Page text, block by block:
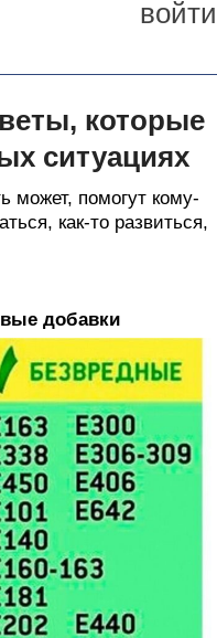
войти
которые
ситуациях
может, помогут кому-
как-то развиться,
добавки